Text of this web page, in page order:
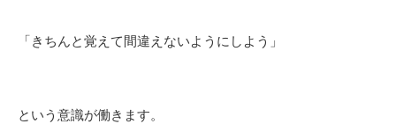
「きちんと覚えて間違えないようにしよう」
という意識が働きます。